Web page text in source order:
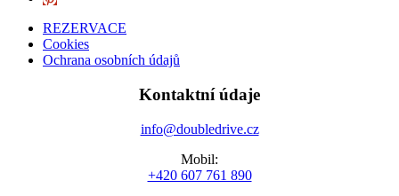
REZERVACE
Cookies
Ochrana osobních údajů
Kontaktní údaje
info@doubledrive.cz
Mobil:
+420 607 761 890